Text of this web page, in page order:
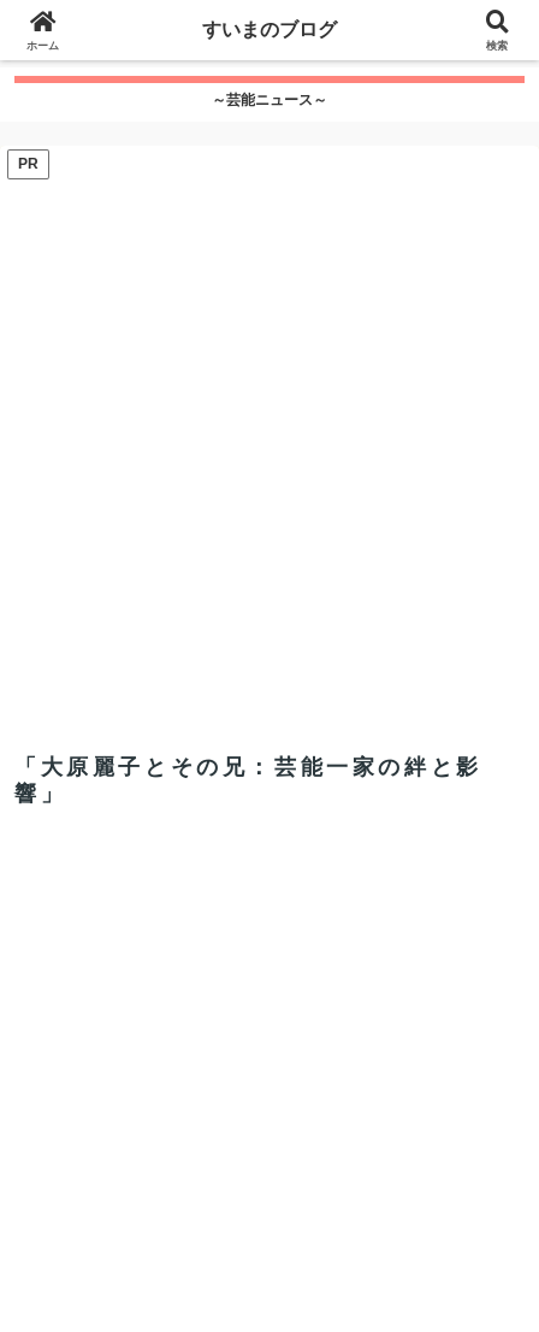
google.com, pub-7115624674097404, DIRECT,
f08c47fec0942fa0
～芸能ニュース～
PR
「大原麗子とその兄：芸能一家の絆と影
響」
ホーム
すいまのブログ
検索